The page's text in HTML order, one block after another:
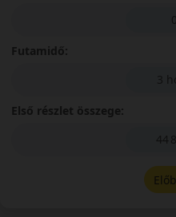
Futamidő:
3
Első részlet összege:
44